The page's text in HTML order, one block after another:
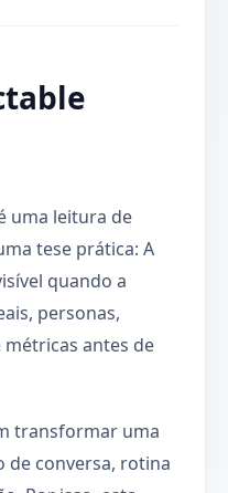
uma leitura de
tese prática: A
quando a
personas,
métricas antes de
transformar uma
de conversa, rotina